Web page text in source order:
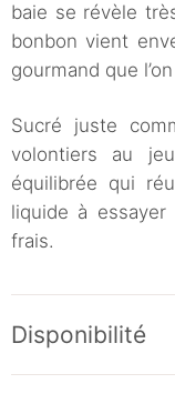
baie se révèle
bonbon vient
gourmand que
Sucré juste
volontiers au
équilibrée qui
liquide à
frais.
Disponibilité